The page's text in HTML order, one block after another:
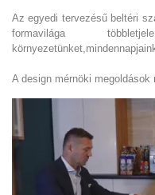
Az egyedi tervezésű beltéri
formavilága
A design mérnöki